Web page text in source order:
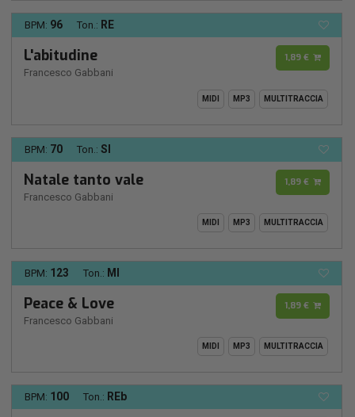
BPM: 96 Ton.: RE
L'abitudine
Francesco Gabbani
1,89 €
MIDI MP3 MULTITRACCIA
BPM: 70 Ton.: SI
Natale tanto vale
Francesco Gabbani
1,89 €
MIDI MP3 MULTITRACCIA
BPM: 123 Ton.: MI
Peace & Love
Francesco Gabbani
1,89 €
MIDI MP3 MULTITRACCIA
BPM: 100 Ton.: REb